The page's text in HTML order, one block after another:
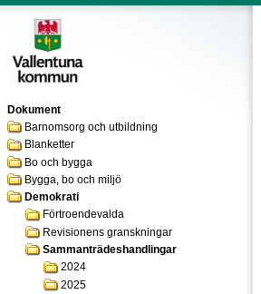
Dokument
Barnomsorg och utbildning
Blanketter
Bo och bygga
Bygga, bo och miljö
Demokrati
Förtroendevalda
Revisionens granskningar
Sammanträdeshandlingar
2024
2025